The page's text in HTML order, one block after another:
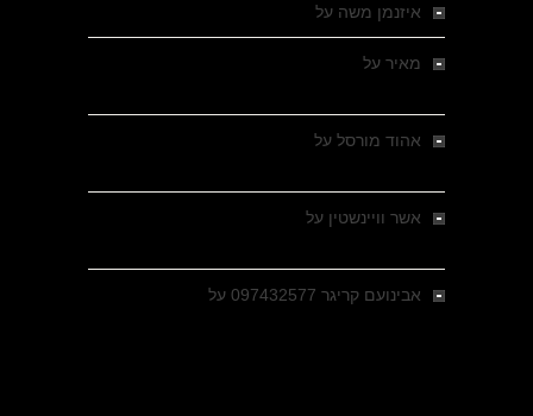
איזנמן משה על
מאיר על
אהוד מורסל על
אשר וויינשטין על
אבינועם קריגר 097432577 על